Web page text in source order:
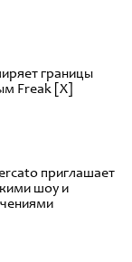
границы
Freak [X]
приглашает
шоу и